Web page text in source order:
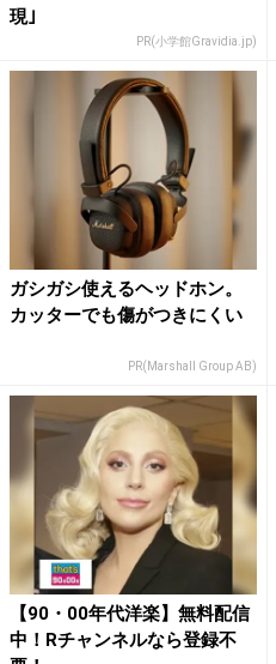
現｣
PR(小学館Gravidia.jp)
ガシガシ使えるヘッドホン。
カッターでも傷がつきにくい
PR(Marshall Group AB)
【90・00年代洋楽】無料配信
中！Rチャンネルなら登録不